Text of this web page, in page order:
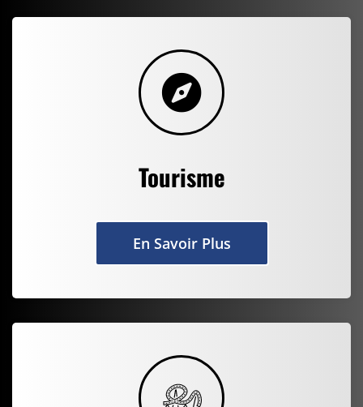
Tourisme
En Savoir Plus